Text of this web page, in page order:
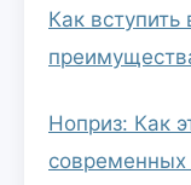
Как
Ноприз: Как
современных